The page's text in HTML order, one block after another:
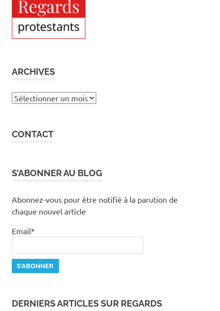
ARCHIVES
Archives
CONTACT
S’ABONNER AU BLOG
Abonnez-vous pour être notifié à la parution de
chaque nouvel article
Email*
DERNIERS ARTICLES SUR REGARDS